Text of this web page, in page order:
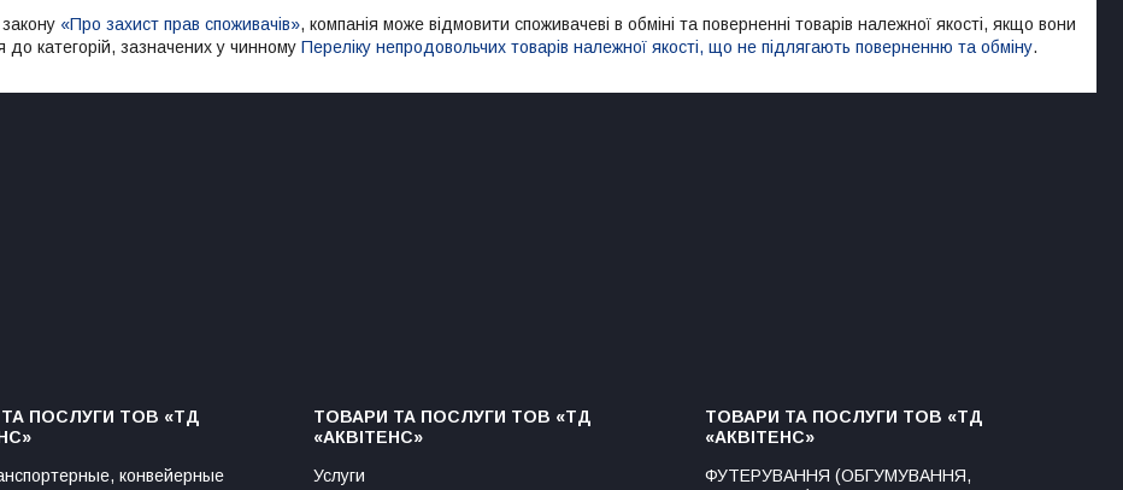
«Про захист прав споживачів», компанія може відмовити споживачеві в обміні та поверненні товарів належної якості, якщо вони
до категорій, зазначених у чинному Переліку непродовольчих товарів належної якості, що не підлягають поверненню та обміну.
ПОСЛУГИ ТОВ «ТД
конвейерные
ТОВАРИ ТА ПОСЛУГИ ТОВ «ТД
«АКВІТЕНС»
Услуги
ТОВАРИ ТА ПОСЛУГИ ТОВ «ТД
«АКВІТЕНС»
ФУТЕРУВАННЯ (ОБГУМУВАННЯ,